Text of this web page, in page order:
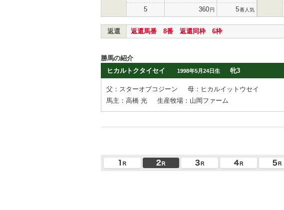
5 360円 5番人気
返還 返還馬番 8番 返還同枠 6枠
勝馬の紹介
ヒカルトクタイセイ
1998年5月24日生 牝3
父：スターオブコジーン
母：ヒカルイットウセイ
馬主：高橋 光
生産牧場：山岡ファーム